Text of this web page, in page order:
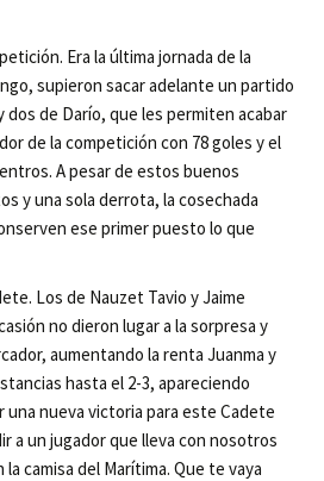
Era la última jornada de la
supieron sacar adelante un partido
dos de Darío, que les permiten acabar
de la competición con 78 goles y el
A pesar de estos buenos
y una sola derrota, la cosechada
ese primer puesto lo que
Los de Nauzet Tavio y Jaime
no dieron lugar a la sorpresa y
aumentando la renta Juanma y
hasta el 2-3, apareciendo
nueva victoria para este Cadete
a un jugador que lleva con nosotros
camisa del Marítima. Que te vaya